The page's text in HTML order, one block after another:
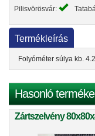
Pilisvörösvár:
Termékleírás
Folyóméter súlya kb.
Hasonló
Zártszelvény